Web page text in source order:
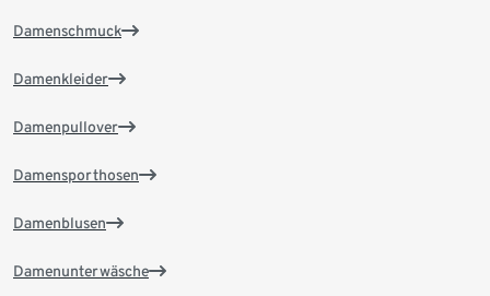
Damenschmuck
Damenkleider
Damenpullover
Damensporthosen
Damenblusen
Damenunterwäsche